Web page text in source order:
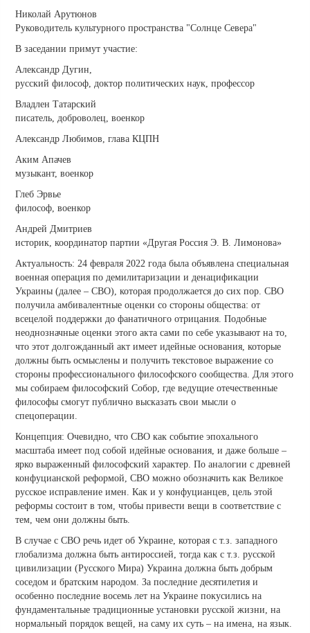
Николай Арутюнов
Руководитель культурного пространства "Солнце Севера"
В заседании примут участие:
Александр Дугин,
русский философ, доктор политических наук, профессор
Владлен Татарский
писатель, доброволец, военкор
Александр Любимов, глава КЦПН
Аким Апачев
музыкант, военкор
Глеб Эрвье
философ, военкор
Андрей Дмитриев
историк, координатор партии «Другая Россия Э. В. Лимонова»
Актуальность: 24 февраля 2022 года была объявлена специальная
военная операция по демилитаризации и денацификации
Украины (далее – СВО), которая продолжается до сих пор. СВО
получила амбивалентные оценки со стороны общества: от
всецелой поддержки до фанатичного отрицания. Подобные
неоднозначные оценки этого акта сами по себе указывают на то,
что этот долгожданный акт имеет идейные основания, которые
должны быть осмыслены и получить текстовое выражение со
стороны профессионального философского сообщества. Для этого
мы собираем философский Собор, где ведущие отечественные
философы смогут публично высказать свои мысли о
спецоперации.
Концепция: Очевидно, что СВО как событие эпохального
масштаба имеет под собой идейные основания, и даже больше –
ярко выраженный философский характер. По аналогии с древней
конфуцианской реформой, СВО можно обозначить как Великое
русское исправление имен. Как и у конфуцианцев, цель этой
реформы состоит в том, чтобы привести вещи в соответствие с
тем, чем они должны быть.
В случае с СВО речь идет об Украине, которая с т.з. западного
глобализма должна быть антироссией, тогда как с т.з. русской
цивилизации (Русского Мира) Украина должна быть добрым
соседом и братским народом. За последние десятилетия и
особенно последние восемь лет на Украине покусились на
фундаментальные традиционные установки русской жизни, на
нормальный порядок вещей, на саму их суть – на имена, на язык.